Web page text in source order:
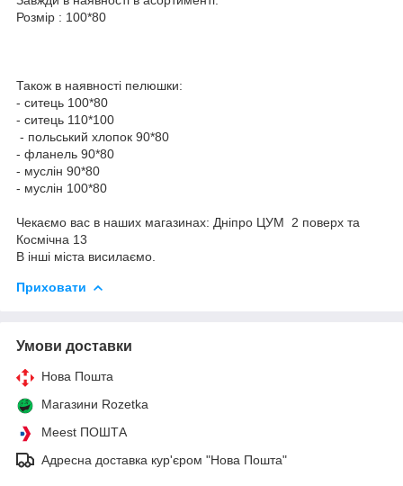
Розмір : 100*80
Також в наявності пелюшки:
- ситець 100*80
- ситець 110*100
- польський хлопок 90*80
- фланель 90*80
- муслін 90*80
- муслін 100*80
Чекаємо вас в наших магазинах: Дніпро ЦУМ 2 поверх та
Космічна 13
В інші міста висилаємо.
Приховати
Умови доставки
Нова Пошта
Магазини Rozetka
Meest ПОШТА
Адресна доставка кур'єром "Нова Пошта"